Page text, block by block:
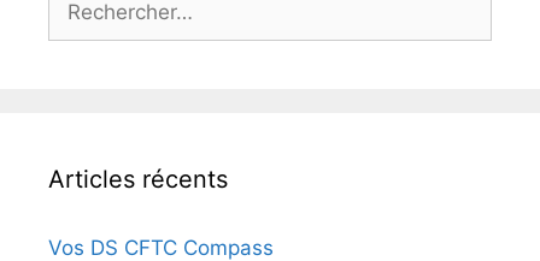
Articles récents
Vos DS CFTC Compass